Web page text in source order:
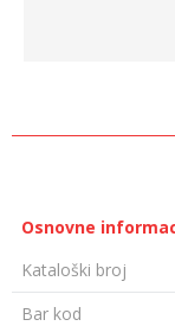
Osnovne
Kataloški broj
Bar kod